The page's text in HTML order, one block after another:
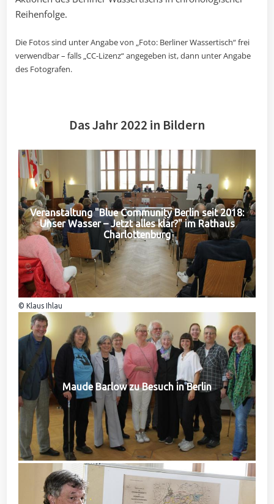
Reihenfolge.
Die Fotos sind unter Angabe von „Foto: Berliner Wassertisch“ frei
verwendbar – falls „CC-Lizenz“ angegeben ist, dann unter Angabe
des Fotografen.
Das Jahr 2022 in Bildern
Veranstaltung "Blue Community Berlin seit 2018:
Unser Wasser – Jetzt alles klar?" im Rathaus
Charlottenburg
© Klaus Ihlau
Maude Barlow zu Besuch in Berlin